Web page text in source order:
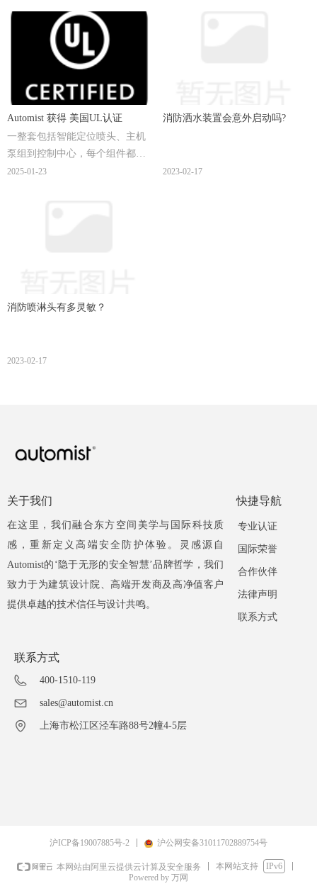
Automist 获得 美国UL认证
一整套包括智能定位喷头、主机
泵组到控制中心，每个组件都针
对其对应的UL标准进行完整的测
2025-01-23
消防洒水装置会意外启动吗?
2023-02-17
消防喷淋头有多灵敏？
2023-02-17
关于我们
在这里，我们融合东方空间美学与国际科技质
感，重新定义高端安全防护体验。灵感源自
Automist的‘隐于无形的安全智慧’品牌哲学，我们
致力于为建筑设计院、高端开发商及高净值客户
提供卓越的技术信任与设计共鸣。
专业认证
国际荣誉
合作伙伴
法律声明
联系方式
快捷导航
400-1510-119
sales@automist.cn
上海市松江区泾车路88号2幢4-5层
联系方式
沪ICP备19007885号-2 沪公网安备31011702889754号
本网站由阿里云提供云计算及安全服务 本网站支持
IPv6
Powered by 万网